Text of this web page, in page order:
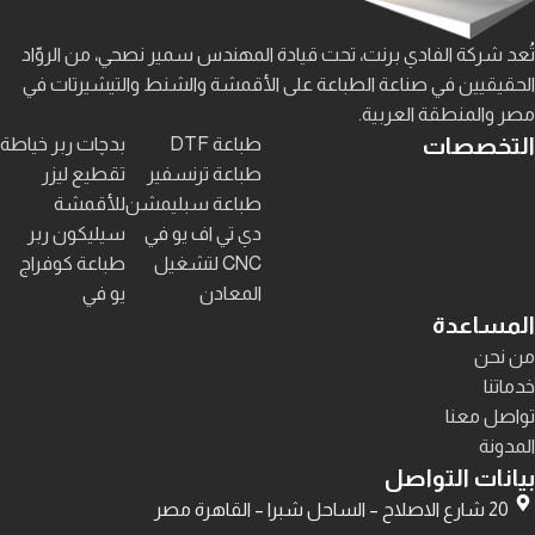
تُعد شركة الفادي برنت، تحت قيادة المهندس سمير نصحي، من الروّاد
الحقيقيين في صناعة الطباعة على الأقمشة والشنط والتيشيرتات في
مصر والمنطقة العربية.
التخصصات
طباعة DTF
طباعة ترنسفير
طباعة سبليمشن
دي تي اف يو في
CNC لتشغيل
المعادن
بدچات ربر خياطة
تقطيع ليزر
للأقمشة
سيليكون ربر
طباعة كوفراج
يو في
المساعدة
من نحن
خدماتنا
تواصل معنا
المدونة
بيانات التواصل
20 شارع الاصلاح – الساحل شبرا – القاهرة مصر